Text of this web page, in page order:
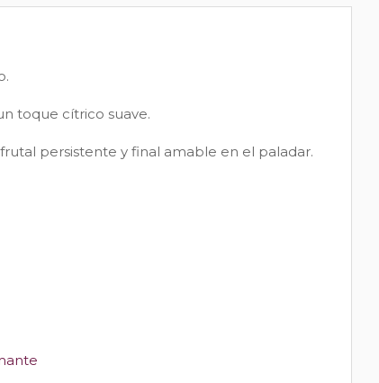
toque cítrico suave.
persistente y final amable en el paladar.